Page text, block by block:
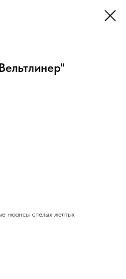
нюансы спелых желтых